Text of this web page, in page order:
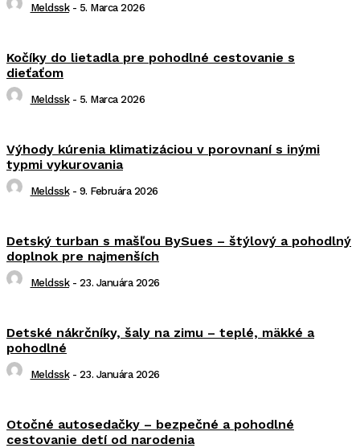
Meldssk - 5. Marca 2026
Kočíky do lietadla pre pohodlné cestovanie s
dieťaťom
Meldssk - 5. Marca 2026
Výhody kúrenia klimatizáciou v porovnaní s inými
typmi vykurovania
Meldssk - 9. Februára 2026
Detský turban s mašľou BySues – štýlový a pohodlný
doplnok pre najmenších
Meldssk - 23. Januára 2026
Detské nákrčníky, šaly na zimu – teplé, mäkké a
pohodlné
Meldssk - 23. Januára 2026
Otočné autosedačky – bezpečné a pohodlné
cestovanie detí od narodenia